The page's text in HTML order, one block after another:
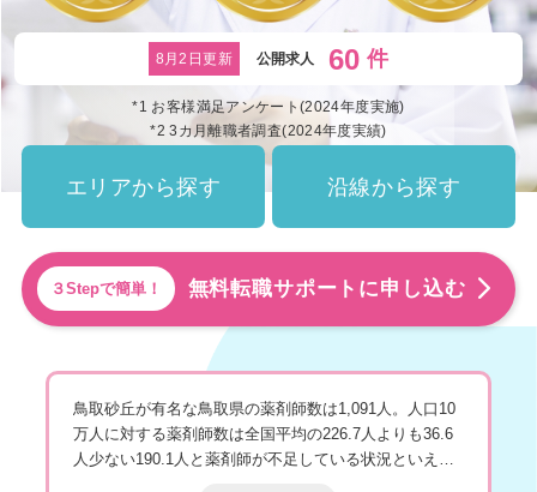
8月2日更新 公開求人 60 件
*1 お客様満足アンケート(2024年度実施)
*2 3カ月離職者調査(2024年度実績)
エリアから探す 沿線から探す
３Stepで簡単！ 無料転職サポートに申し込む
鳥取砂丘が有名な鳥取県の薬剤師数は1,091人。人口10
万人に対する薬剤師数は全国平均の226.7人よりも36.6
人少ない190.1人と薬剤師が不足している状況といえま